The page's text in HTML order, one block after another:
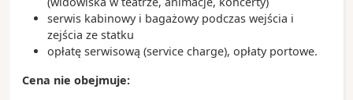
serwis kabinowy i bagażowy podczas wejścia i
zejścia ze statku
opłatę serwisową (service charge), opłaty portowe.
Cena nie obejmuje: